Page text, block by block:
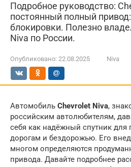
Подробное руководство:
постоянный полный
блокировки. Полезно
Niva по России.
Опубликовано: 22.08.2025 Niva
Автомобиль Chevrolet Niva,
российским автолюбителям,
себя как надёжный спутник
дорогам и бездорожью. Его
многом определяются
привода. Давайте подробнее